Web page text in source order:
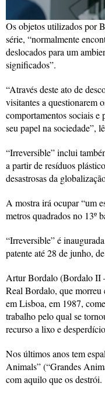
Os objetos utilizados por
série, “normalmente
deslocados para um
significados”.
“Através deste ato de
visitantes a questionarem
comportamentos sociais e
seu papel na sociedade”,
“Irreversible” inclui
a partir de resíduos
desastrosas da
A mostra irá ocupar “um
metros quadrados no 13º
“Irreversible” é
patente até 28 de junho,
Artur Bordalo (Bordalo II
Real Bordalo, que morreu
em Lisboa, em 1987,
trabalho pelo qual se
recurso a lixo e
Nos últimos anos tem
Animals” (“Grandes
com aquilo que os destrói.